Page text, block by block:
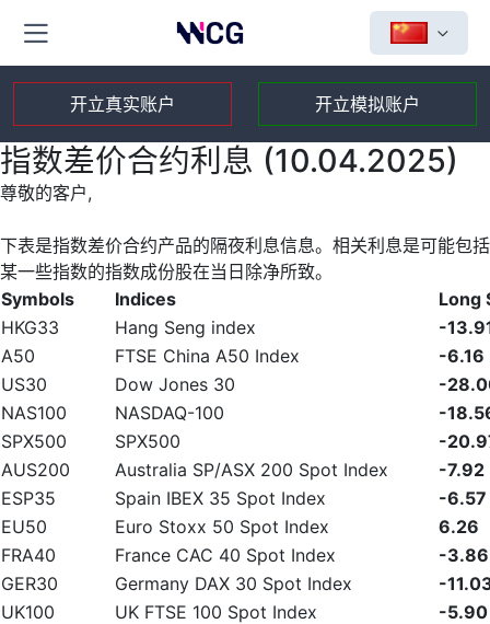
开立真实账户 开立模拟账户
指数差价合约利息 (10.04.2025)
尊敬的客户,
下表是指数差价合约产品的隔夜利息信息。相关利息是可能包括
某一些指数的指数成份股在当日除净所致。
Symbols
Indices
Long
HKG33
Hang Seng index
-
A50
FTSE China A50 Index
-6.16
US30
Dow Jones 30
-
NAS100
NASDAQ-100
-
SPX500
SPX500
-
AUS200
Australia SP/ASX 200 Spot Index
-7.92
ESP35
Spain IBEX 35 Spot Index
-6.57
EU50
Euro Stoxx 50 Spot Index
6.26
FRA40
France CAC 40 Spot Index
-3.86
GER30
Germany DAX 30 Spot Index
-
UK100
UK FTSE 100 Spot Index
-5.90